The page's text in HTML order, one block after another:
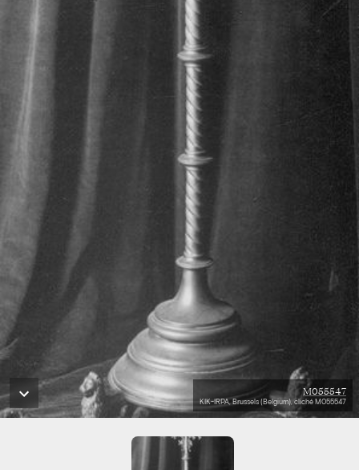
M055547
KIK-IRPA, Brussels (Belgium), cliché M055547